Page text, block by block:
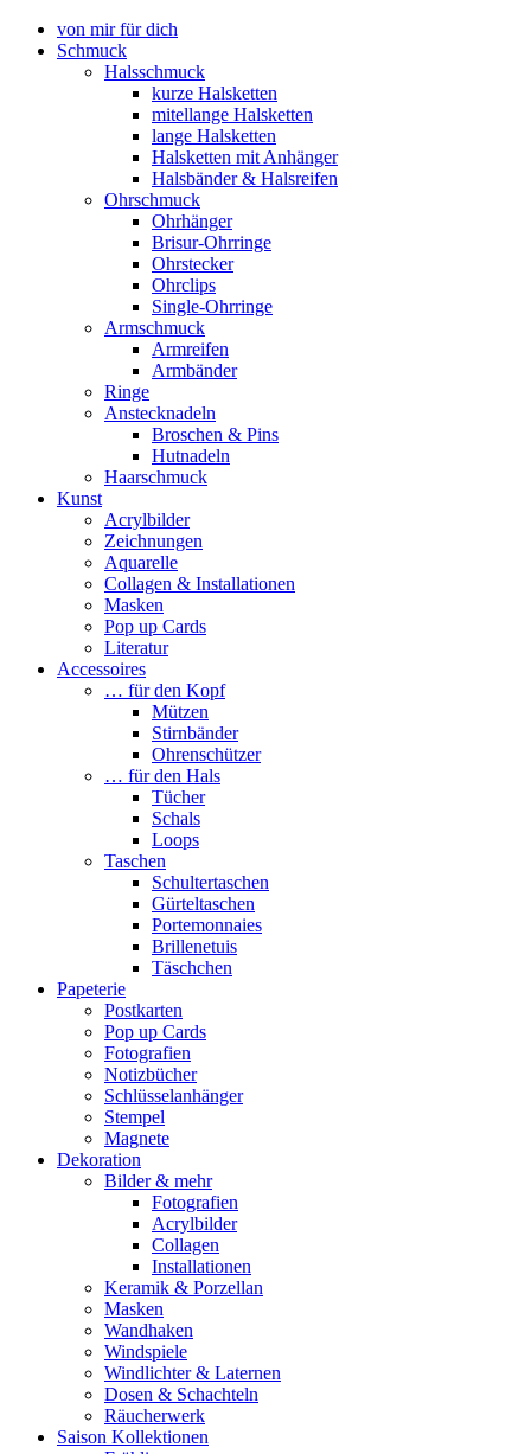
von mir für dich
Schmuck
Halsschmuck
kurze Halsketten
mitellange Halsketten
lange Halsketten
Halsketten mit Anhänger
Halsbänder & Halsreifen
Ohrschmuck
Ohrhänger
Brisur-Ohrringe
Ohrstecker
Ohrclips
Single-Ohrringe
Armschmuck
Armreifen
Armbänder
Ringe
Anstecknadeln
Broschen & Pins
Hutnadeln
Haarschmuck
Kunst
Acrylbilder
Zeichnungen
Aquarelle
Collagen & Installationen
Masken
Pop up Cards
Literatur
Accessoires
… für den Kopf
Mützen
Stirnbänder
Ohrenschützer
… für den Hals
Tücher
Schals
Loops
Taschen
Schultertaschen
Gürteltaschen
Portemonnaies
Brillenetuis
Täschchen
Papeterie
Postkarten
Pop up Cards
Fotografien
Notizbücher
Schlüsselanhänger
Stempel
Magnete
Dekoration
Bilder & mehr
Fotografien
Acrylbilder
Collagen
Installationen
Keramik & Porzellan
Masken
Wandhaken
Windspiele
Windlichter & Laternen
Dosen & Schachteln
Räucherwerk
Saison Kollektionen